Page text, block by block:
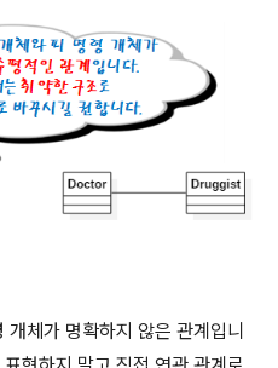
체가 명확하지 않은 관계입니